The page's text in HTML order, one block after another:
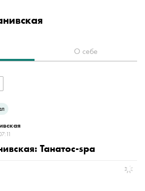
О себе
Танатос-spa